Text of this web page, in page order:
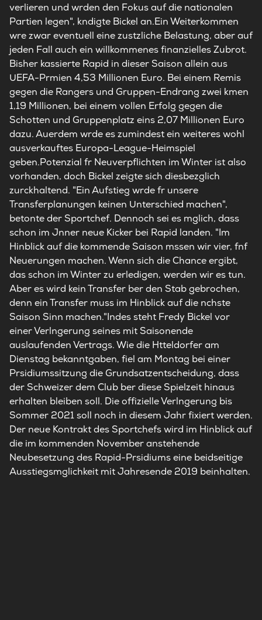
verlieren und wrden den Fokus auf die nationalen
Partien legen", kndigte Bickel an.Ein Weiterkommen
wre zwar eventuell eine zustzliche Belastung, aber auf
jeden Fall auch ein willkommenes finanzielles Zubrot.
Bisher kassierte Rapid in dieser Saison allein aus
UEFA-Prmien 4,53 Millionen Euro. Bei einem Remis
gegen die Rangers und Gruppen-Endrang zwei kmen
1,19 Millionen, bei einem vollen Erfolg gegen die
Schotten und Gruppenplatz eins 2,07 Millionen Euro
dazu. Auerdem wrde es zumindest ein weiteres wohl
ausverkauftes Europa-League-Heimspiel
geben.Potenzial fr Neuverpflichten im Winter ist also
vorhanden, doch Bickel zeigte sich diesbezglich
zurckhaltend. "Ein Aufstieg wrde fr unsere
Transferplanungen keinen Unterschied machen",
betonte der Sportchef. Dennoch sei es mglich, dass
schon im Jnner neue Kicker bei Rapid landen. "Im
Hinblick auf die kommende Saison mssen wir vier, fnf
Neuerungen machen. Wenn sich die Chance ergibt,
das schon im Winter zu erledigen, werden wir es tun.
Aber es wird kein Transfer ber den Stab gebrochen,
denn ein Transfer muss im Hinblick auf die nchste
Saison Sinn machen."Indes steht Fredy Bickel vor
einer Verlngerung seines mit Saisonende
auslaufenden Vertrags. Wie die Htteldorfer am
Dienstag bekanntgaben, fiel am Montag bei einer
Prsidiumssitzung die Grundsatzentscheidung, dass
der Schweizer dem Club ber diese Spielzeit hinaus
erhalten bleiben soll. Die offizielle Verlngerung bis
Sommer 2021 soll noch in diesem Jahr fixiert werden.
Der neue Kontrakt des Sportchefs wird im Hinblick auf
die im kommenden November anstehende
Neubesetzung des Rapid-Prsidiums eine beidseitige
Ausstiegsmglichkeit mit Jahresende 2019 beinhalten.